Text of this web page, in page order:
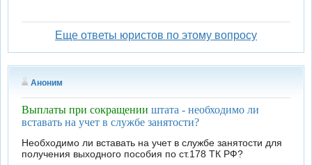
Еще ответы юристов по этому вопросу
Аноним
Выплаты при сокращении штата - необходимо ли
вставать на учет в службе занятости?
Необходимо ли вставать на учет в службе занятости для
получения выходного пособия по ст.178 ТК РФ?